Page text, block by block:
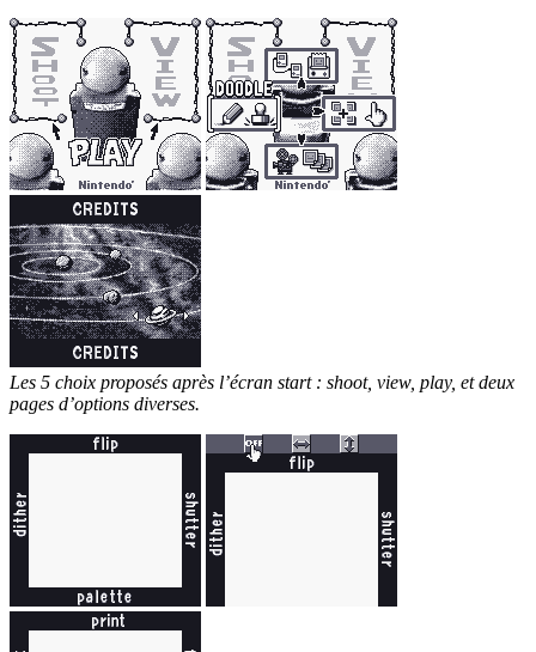
Les 5 choix proposés après l’écran start : shoot, view, play, et deux
pages d’options diverses.